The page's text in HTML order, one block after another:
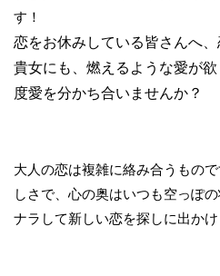
す！
恋をお休みしている皆さんへ
貴女にも、燃えるような愛が
度愛を分かち合いませんか？
大人の恋は複雑に絡み合うもの
しさで、心の奥はいつも空っぽ
ナラして新しい恋を探しに出かけ